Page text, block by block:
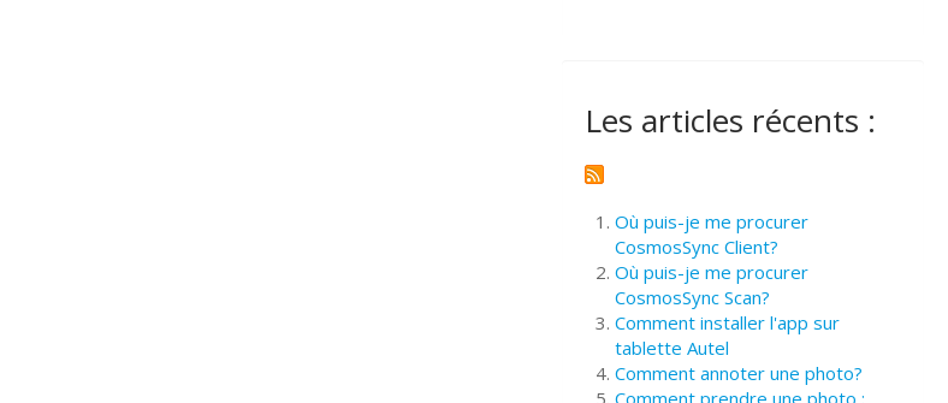
Les articles récents :
Où puis-je me procurer
CosmosSync Client?
Où puis-je me procurer
CosmosSync Scan?
Comment installer l'app sur
tablette Autel
Comment annoter une photo?
Comment prendre une photo :